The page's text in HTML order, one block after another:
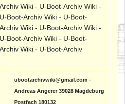
Wiki - U-Boot-Archiv Wiki -
Boot-Archiv Wiki - U-Boot-
Wiki - U-Boot-Archiv Wiki -
Boot-Archiv Wiki - U-Boot-
Wiki - U-Boot-Archiv
ubootarchivwiki@gmail.com -
Andreas Angerer 39028 Magdeburg
Postfach 180132